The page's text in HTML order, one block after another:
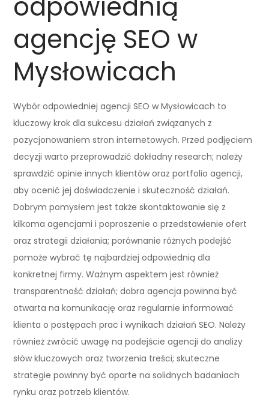
agencję SEO w
Mysłowicach
Wybór odpowiedniej agencji SEO w Mysłowicach to
kluczowy krok dla sukcesu działań związanych z
pozycjonowaniem stron internetowych. Przed podjęciem
decyzji warto przeprowadzić dokładny research; należy
sprawdzić opinie innych klientów oraz portfolio agencji,
aby ocenić jej doświadczenie i skuteczność działań.
Dobrym pomysłem jest także skontaktowanie się z
kilkoma agencjami i poproszenie o przedstawienie ofert
oraz strategii działania; porównanie różnych podejść
pomoże wybrać tę najbardziej odpowiednią dla
konkretnej firmy. Ważnym aspektem jest również
transparentność działań; dobra agencja powinna być
otwarta na komunikację oraz regularnie informować
klienta o postępach prac i wynikach działań SEO. Należy
również zwrócić uwagę na podejście agencji do analizy
słów kluczowych oraz tworzenia treści; skuteczne
strategie powinny być oparte na solidnych badaniach
rynku oraz potrzeb klientów.